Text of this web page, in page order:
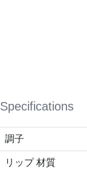
Specifications
調子
リップ 材質